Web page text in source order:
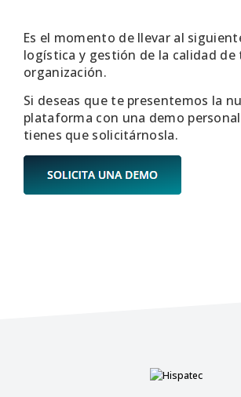
Es el momento de llevar al
logística y gestión de la calidad de
organización.
Si deseas que te presentemos la
plataforma con una demo
tienes que solicitárnosla.